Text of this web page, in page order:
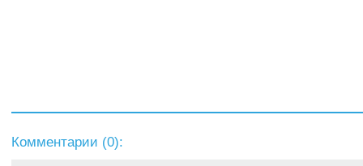
Комментарии (0):